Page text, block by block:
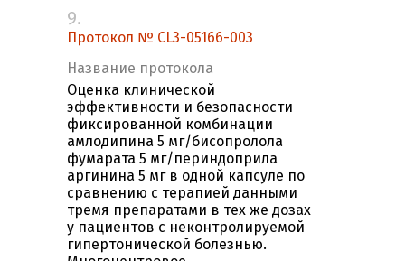
9.
Протокол № CL3-05166-003
Название протокола
Оценка клинической
эффективности и безопасности
фиксированной комбинации
амлодипина 5 мг/бисопролола
фумарата 5 мг/периндоприла
аргинина 5 мг в одной капсуле по
сравнению с терапией данными
тремя препаратами в тех же дозах
у пациентов с неконтролируемой
гипертонической болезнью.